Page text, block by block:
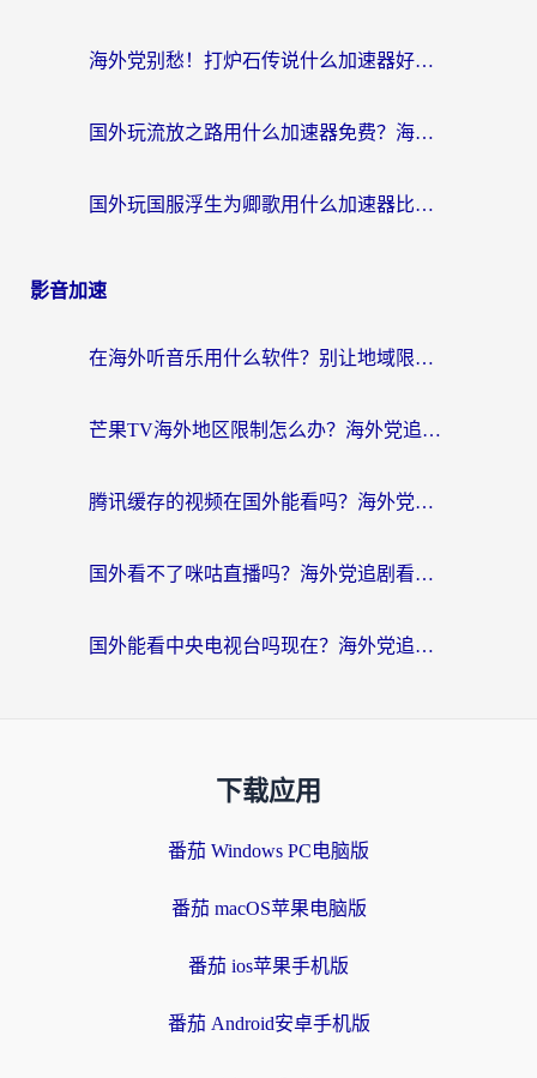
海外党别愁！打炉石传说什么加速器好用？3个实用技巧解决国服游戏卡顿
国外玩流放之路用什么加速器免费？海外党亲测有效的国服游戏加速指南
国外玩国服浮生为卿歌用什么加速器比较好？海外党亲测不踩坑指南
影音加速
在海外听音乐用什么软件？别让地域限制断了你的华语歌单
芒果TV海外地区限制怎么办？海外党追剧看片的实用加速器选择指南
腾讯缓存的视频在国外能看吗？海外党追剧看片的终极解决方案
国外看不了咪咕直播吗？海外党追剧看片的加速器选择指南
国外能看中央电视台吗现在？海外党追剧看央视的实用指南
下载应用
番茄 Windows PC电脑版
番茄 macOS苹果电脑版
番茄 ios苹果手机版
番茄 Android安卓手机版